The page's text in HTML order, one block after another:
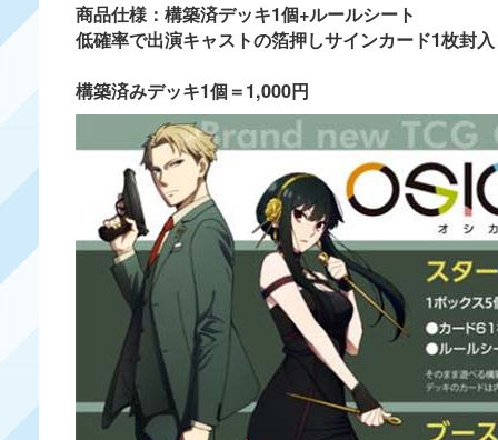
商品仕様：構築済デッキ1個+ルールシート
低確率で出演キャストの箔押しサインカード1枚封
構築済みデッキ1個＝1,000円